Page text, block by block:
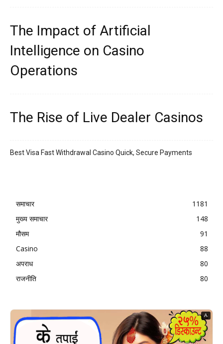
The Impact of Artificial
Intelligence on Casino
Operations
The Rise of Live Dealer Casinos
Best Visa Fast Withdrawal Casino Quick, Secure Payments
समाचार
1181
मुख्य समाचार
148
मौसम
91
Casino
88
अपराध
80
राजनीति
80
A